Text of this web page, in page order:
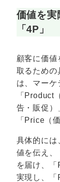
価値を実
「4P」
顧客に価値
取るための
は、マーケ
「Product
告・販促）
「Price（
具体的には
値を伝え、
を届け、
実現し、「